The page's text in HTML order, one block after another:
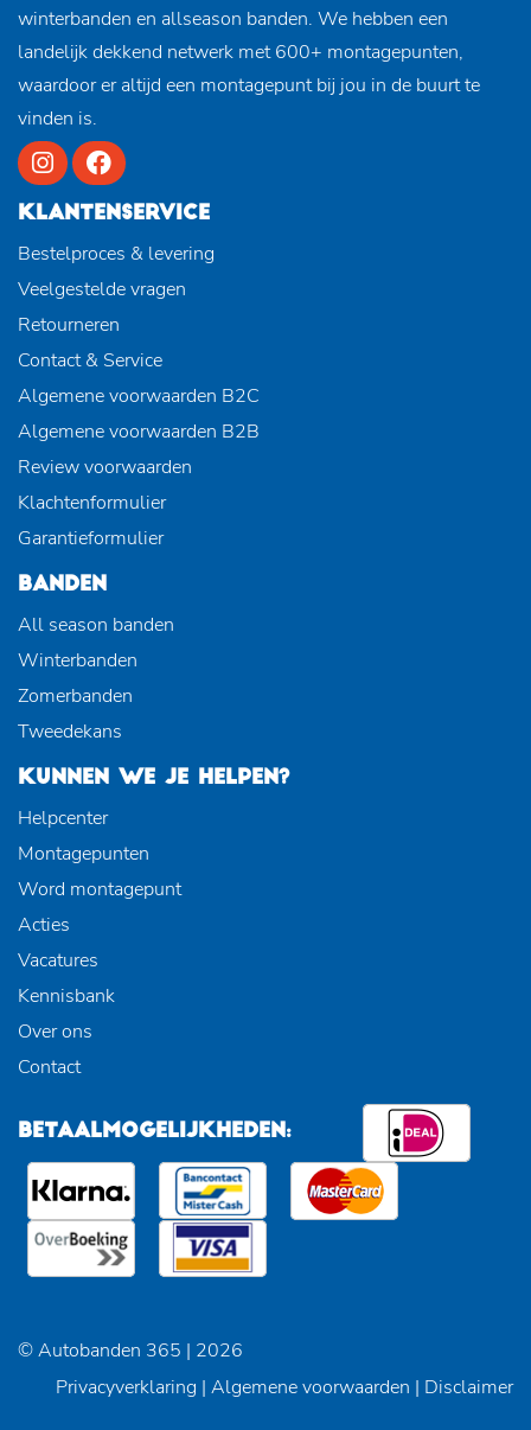
winterbanden en allseason banden. We hebben een
landelijk dekkend netwerk met 600+ montagepunten,
waardoor er altijd een montagepunt bij jou in de buurt te
vinden is.
KLANTENSERVICE
Bestelproces & levering
Veelgestelde vragen
Retourneren
Contact & Service
Algemene voorwaarden B2C
Algemene voorwaarden B2B
Review voorwaarden
Klachtenformulier
Garantieformulier
BANDEN
All season banden
Winterbanden
Zomerbanden
Tweedekans
KUNNEN WE JE HELPEN?
Helpcenter
Montagepunten
Word montagepunt
Acties
Vacatures
Kennisbank
Over ons
Contact
BETAALMOGELIJKHEDEN:
© Autobanden 365 | 2026
Privacyverklaring | Algemene voorwaarden | Disclaimer